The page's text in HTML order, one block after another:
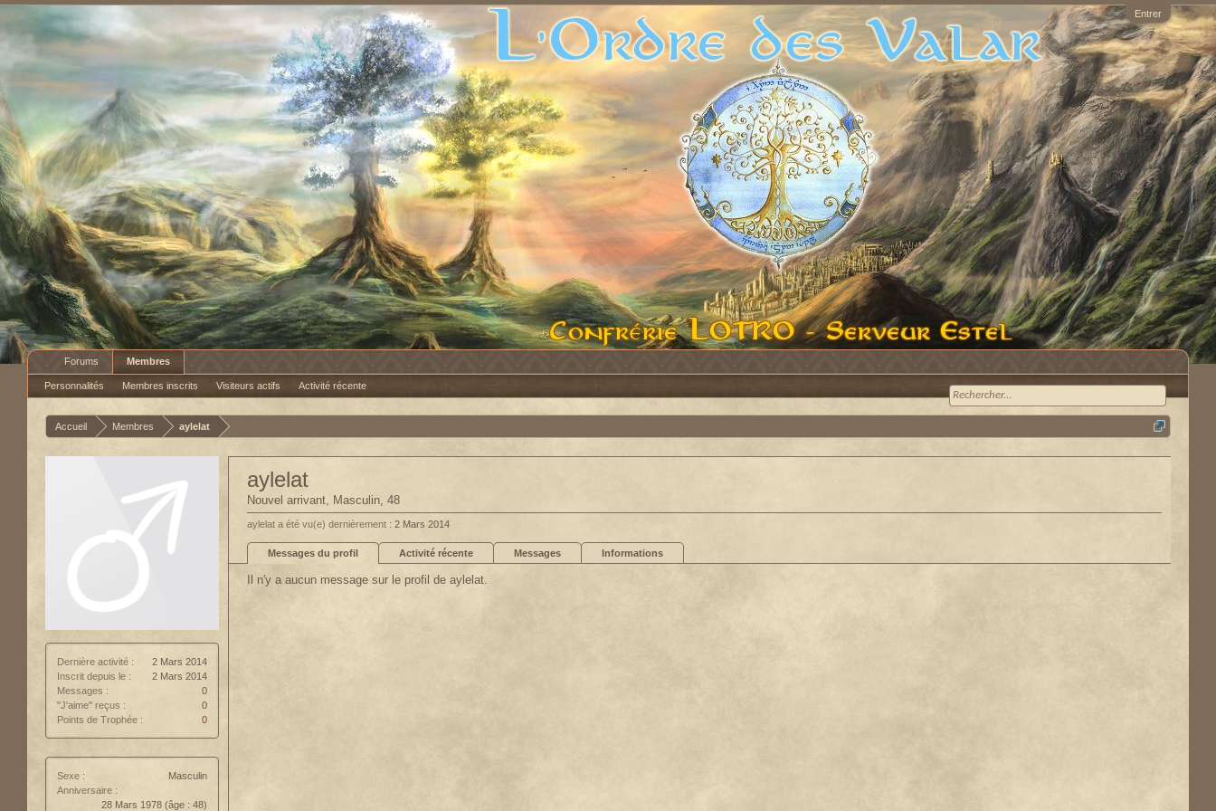
Entrer
Accueil Membres aylelat
Dernière activité :
2 Mars 2014
Inscrit depuis le :
2 Mars 2014
Messages :
0
"J'aime" reçus :
0
Points de Trophée :
0
Sexe :
Masculin
Anniversaire :
28 Mars 1978 (âge : 48)
aylelat
Nouvel arrivant, Masculin, 48
aylelat a été vu(e) dernièrement : 2 Mars 2014
Messages du profil Activité récente Messages Informations
Il n'y a aucun message sur le profil de aylelat.
Forums Membres
Personnalités Membres inscrits Visiteurs actifs Activité récente